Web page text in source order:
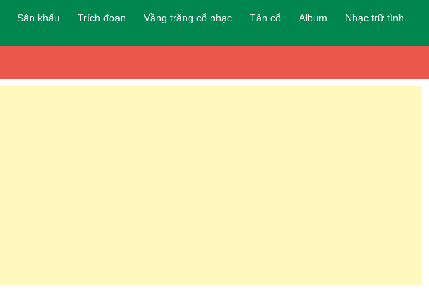
Sân khấu Trích đoạn Vầng trăng cổ nhạc Tân cổ Album Nhạc trữ tình